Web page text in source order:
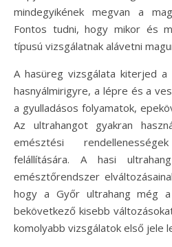
mindegyikének megvan a
Fontos tudni, hogy mikor és
típusú vizsgálatnak alávetni
A hasüreg vizsgálata kiterjed
hasnyálmirigyre, a lépre és a
a gyulladásos folyamatok,
Az ultrahangot gyakran
emésztési
felállítására. A hasi
emésztőrendszer
hogy a Győr ultrahang még
bekövetkező kisebb
komolyabb vizsgálatok első jele